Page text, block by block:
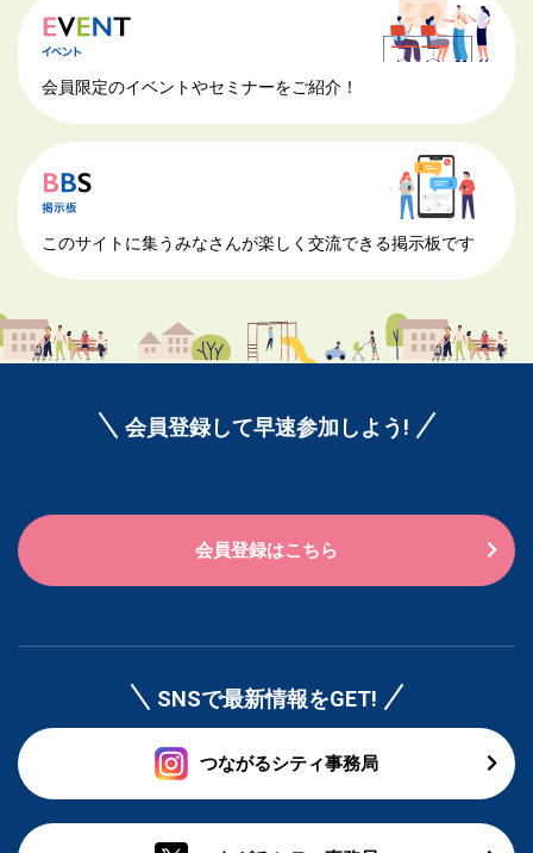
会員限定のイベントやセミナーをご紹介！
このサイトに集うみなさんが楽しく交流できる掲示板です
会員登録して早速参加しよう!
会員登録はこちら
SNSで最新情報をGET!
つながるシティ事務局